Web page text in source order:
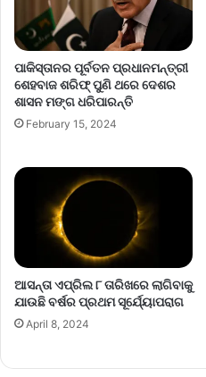
ପାକିସ୍ତାନର ପୂର୍ବତନ ପ୍ରଧାନମନ୍ତ୍ରୀ
ଶେହବାଜ ଶରିଫ୍‌ ପୁଣି ଥରେ ଦେଶର
ଶାସନ ମଙ୍ଗ ଧରିପାରନ୍ତି
February 15, 2024
ଆସନ୍ତା ଏପ୍ରିଲ ୮ ତାରିଖରେ ଲାଗିବାକୁ
ଯାଉଛି ବର୍ଷର ପ୍ରଥମ ସୂର୍ଯ୍ୟୋପରାଗ
April 8, 2024